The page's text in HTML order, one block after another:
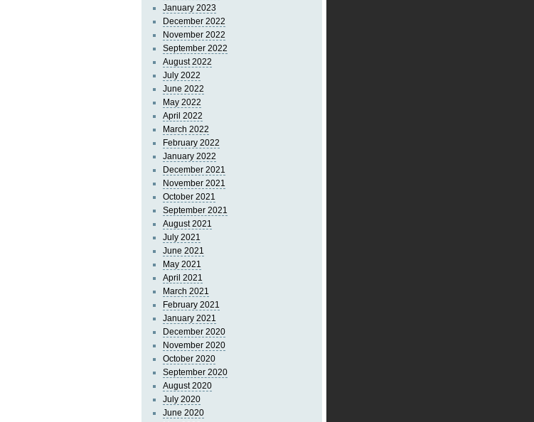
January 2023
December 2022
November 2022
September 2022
August 2022
July 2022
June 2022
May 2022
April 2022
March 2022
February 2022
January 2022
December 2021
November 2021
October 2021
September 2021
August 2021
July 2021
June 2021
May 2021
April 2021
March 2021
February 2021
January 2021
December 2020
November 2020
October 2020
September 2020
August 2020
July 2020
June 2020